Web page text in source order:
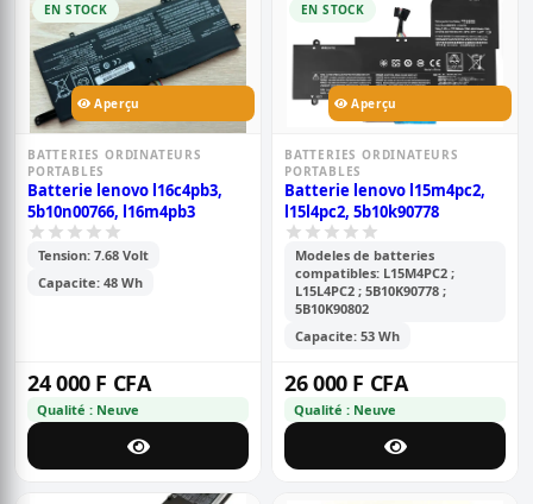
EN STOCK
Aperçu
BATTERIES ORDINATEURS
PORTABLES
Batterie lenovo l16c4pb3,
5b10n00766, l16m4pb3
Tension: 7.68 Volt
Capacite: 48 Wh
24 000 F CFA
Qualité : Neuve
EN STOCK
Aperçu
BATTERIES ORDINATEURS
PORTABLES
Batterie lenovo l15m4pc2,
l15l4pc2, 5b10k90778
Modeles de batteries
compatibles: L15M4PC2 ;
L15L4PC2 ; 5B10K90778 ;
5B10K90802
Capacite: 53 Wh
26 000 F CFA
Qualité : Neuve